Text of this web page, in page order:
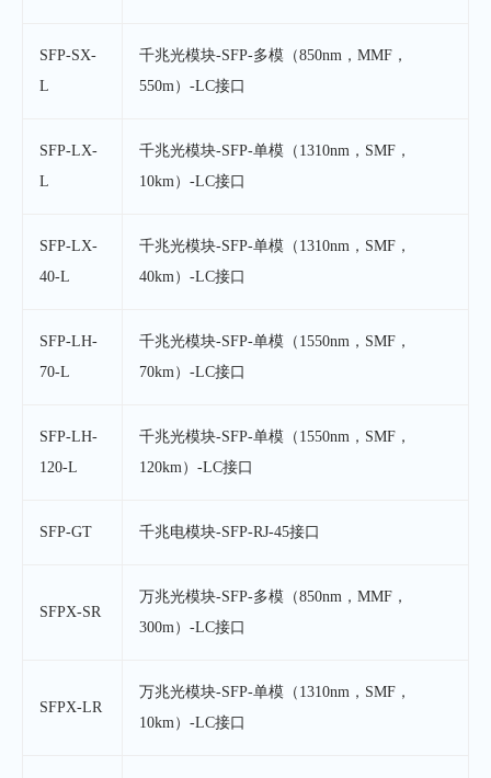
SFP-SX-
L
千兆光模块-SFP-多模（850nm，MMF，
550m）-LC接口
SFP-LX-
L
千兆光模块-SFP-单模（1310nm，SMF，
10km）-LC接口
SFP-LX-
40-L
千兆光模块-SFP-单模（1310nm，SMF，
40km）-LC接口
SFP-LH-
70-L
千兆光模块-SFP-单模（1550nm，SMF，
70km）-LC接口
SFP-LH-
120-L
千兆光模块-SFP-单模（1550nm，SMF，
120km）-LC接口
SFP-GT 千兆电模块-SFP-RJ-45接口
SFPX-SR
万兆光模块-SFP-多模（850nm，MMF，
300m）-LC接口
SFPX-LR
万兆光模块-SFP-单模（1310nm，SMF，
10km）-LC接口